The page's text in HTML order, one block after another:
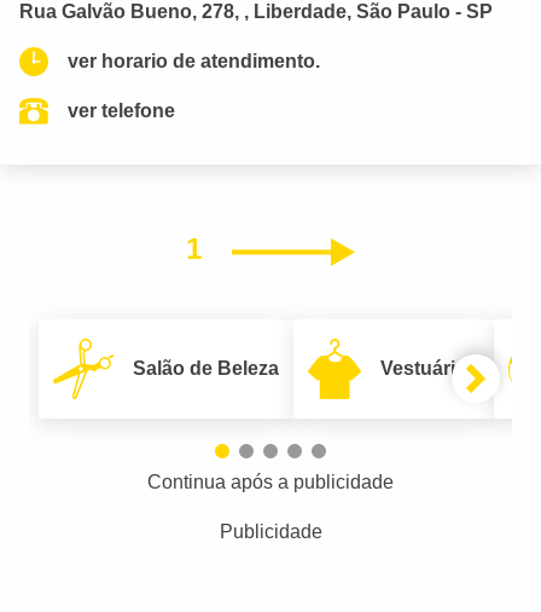
Rua Galvão Bueno, 278, , Liberdade, São Paulo - SP
ver horario de atendimento.
ver telefone
1 Próximo
Salão de Beleza Vestuário
Continua após a publicidade
Publicidade